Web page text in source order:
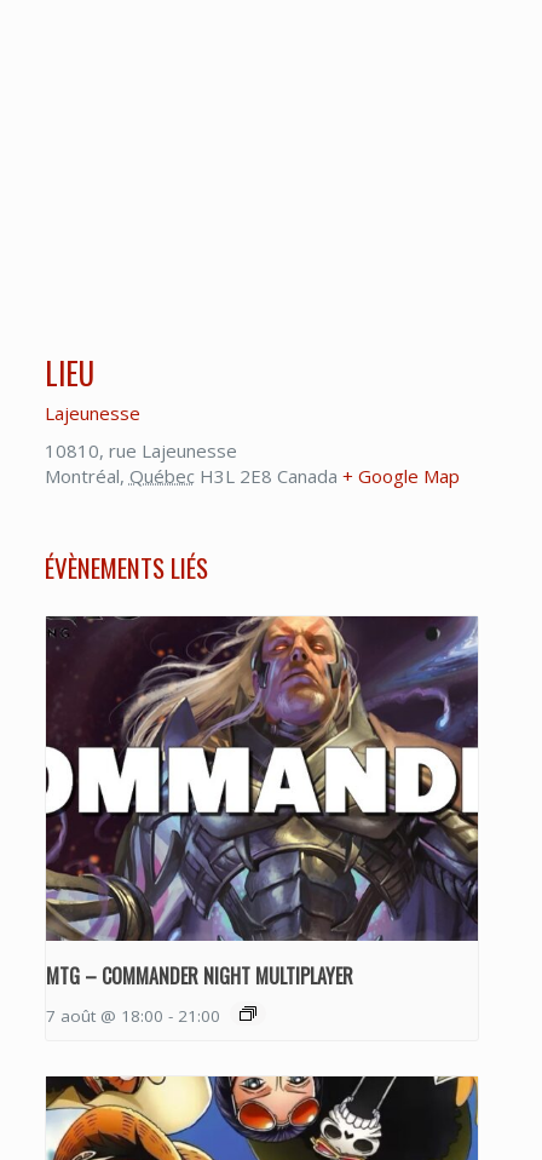
LIEU
Lajeunesse
10810, rue Lajeunesse
Montréal, Québec H3L 2E8 Canada + Google Map
ÉVÈNEMENTS LIÉS
MTG – COMMANDER NIGHT MULTIPLAYER
7 août @ 18:00 - 21:00